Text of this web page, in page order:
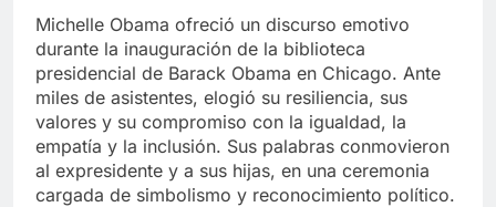
Michelle Obama ofreció un discurso emotivo
durante la inauguración de la biblioteca
presidencial de Barack Obama en Chicago. Ante
miles de asistentes, elogió su resiliencia, sus
valores y su compromiso con la igualdad, la
empatía y la inclusión. Sus palabras conmovieron
al expresidente y a sus hijas, en una ceremonia
cargada de simbolismo y reconocimiento político.